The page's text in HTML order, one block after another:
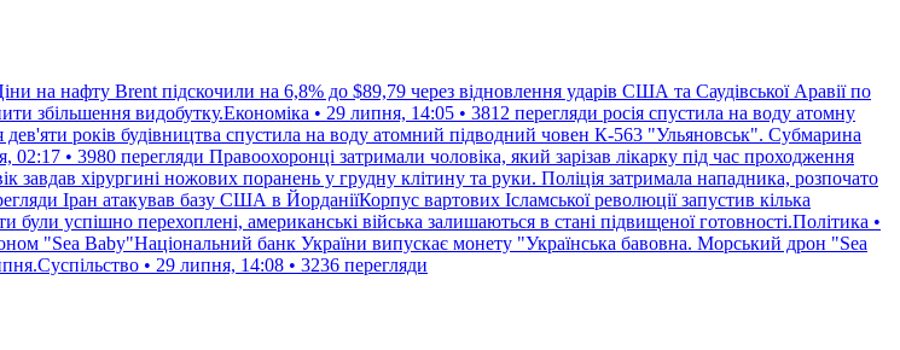
на нафту Brent підскочили на 6,8% до $89,79 через відновлення ударів США та Саудівської Аравії по
видобутку.Економіка • 29 липня, 14:05 • 3812 перегляди росія спустила на воду атомну
років будівництва спустила на воду атомний підводний човен К-563 "Ульяновськ". Субмарина
02:17 • 3980 перегляди Правоохоронці затримали чоловіка, який зарізав лікарку під час проходження
завдав хірургині ножових поранень у грудну клітину та руки. Поліція затримала нападника, розпочато
Іран атакував базу США в ЙорданіїКорпус вартових Ісламської революції запустив кілька
були успішно перехоплені, американські війська залишаються в стані підвищеної готовності.Політика •
"Sea Baby"Національний банк України випускає монету "Українська бавовна. Морський дрон "Sea
• 29 липня, 14:08 • 3236 перегляди